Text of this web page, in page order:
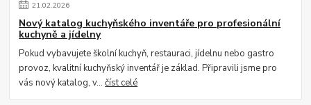
21.02.2026
Nový katalog kuchyňského inventáře pro profesionální
kuchyně a jídelny
Pokud vybavujete školní kuchyň, restauraci, jídelnu nebo gastro
provoz, kvalitní kuchyňský inventář je základ. Připravili jsme pro
vás nový katalog, v...číst celé